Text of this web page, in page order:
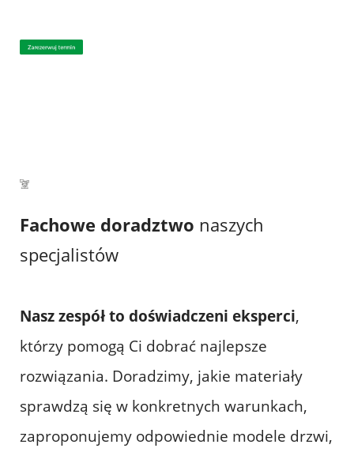
Fachowe doradztwo naszych
specjalistów
Nasz zespół to doświadczeni eksperci,
którzy pomogą Ci dobrać najlepsze
rozwiązania. Doradzimy, jakie materiały
sprawdzą się w konkretnych warunkach,
zaproponujemy odpowiednie modele drzwi,